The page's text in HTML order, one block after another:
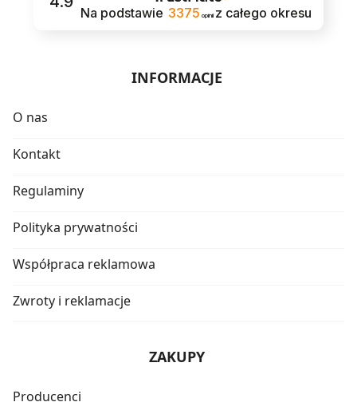
Na podstawie 3375 opinii z całego okresu
INFORMACJE
O nas
Kontakt
Regulaminy
Polityka prywatności
Współpraca reklamowa
Zwroty i reklamacje
ZAKUPY
Producenci